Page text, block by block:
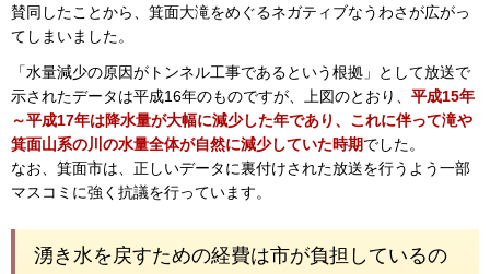
賛同したことから、箕面大滝をめぐるネガティブなうわさが広がっ
てしまいました。
「水量減少の原因がトンネル工事であるという根拠」として放送で
示されたデータは平成16年のものですが、上図のとおり、 平成15年
～平成17年は降水量が大幅に減少した年であり、これに伴って滝や
箕面山系の川の水量全体が自然に減少していた時期でした。
なお、箕面市は、正しいデータに裏付けされた放送を行うよう一部
マスコミに強く抗議を行っています。
湧き水を戻すための経費は市が負担しているの